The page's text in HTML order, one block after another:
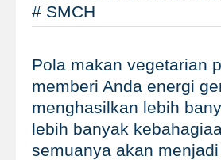
# SMCH
Pola makan vegetarian
memberi Anda energi
menghasilkan lebih
lebih banyak
semuanya akan